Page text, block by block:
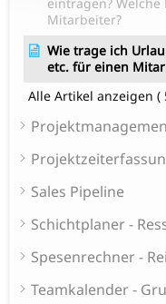
Mitarbeiter?
Wie trage ich
etc. für einen
Alle Artikel anzeigen (
Sales Pipeline
Schichtplaner -
Spesenrechner -
Teamkalender -